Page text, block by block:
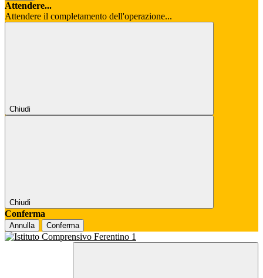
Attendere...
Attendere il completamento dell'operazione...
Chiudi
Chiudi
Conferma
Annulla Conferma